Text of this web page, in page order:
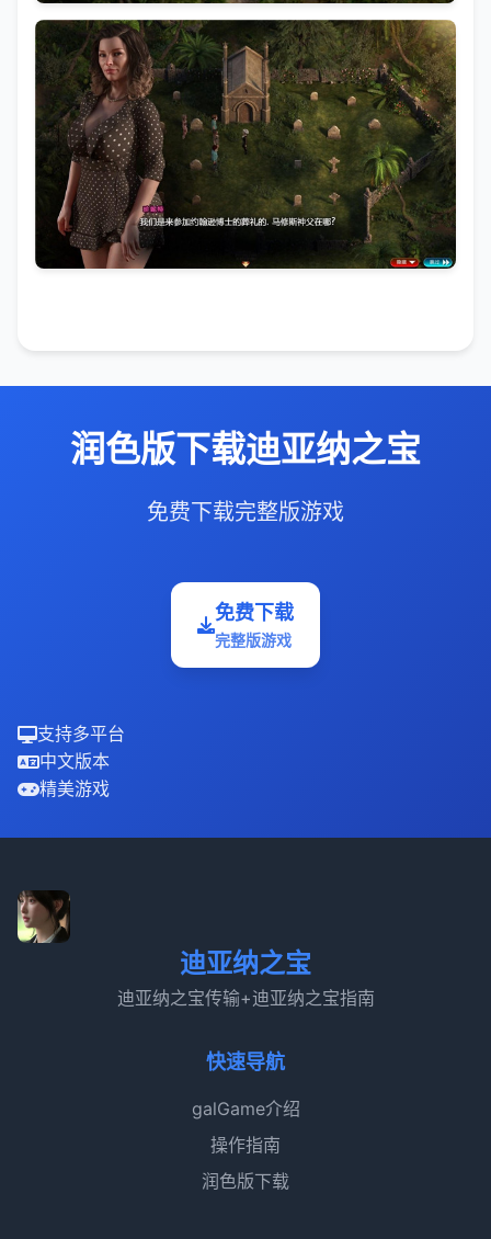
润色版下载迪亚纳之宝
免费下载完整版游戏
免费下载
完整版游戏
支持多平台
中文版本
精美游戏
迪亚纳之宝
迪亚纳之宝传输+迪亚纳之宝指南
快速导航
galGame介绍
操作指南
润色版下载